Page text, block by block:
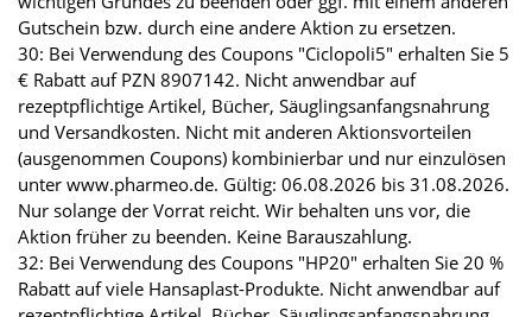
Gutschein bzw. durch eine andere Aktion zu ersetzen.
30: Bei Verwendung des Coupons "Ciclopoli5" erhalten Sie 5
€ Rabatt auf PZN 8907142. Nicht anwendbar auf
rezeptpflichtige Artikel, Bücher, Säuglingsanfangsnahrung
und Versandkosten. Nicht mit anderen Aktionsvorteilen
(ausgenommen Coupons) kombinierbar und nur einzulösen
unter www.pharmeo.de. Gültig: 06.08.2026 bis 31.08.2026.
Nur solange der Vorrat reicht. Wir behalten uns vor, die
Aktion früher zu beenden. Keine Barauszahlung.
32: Bei Verwendung des Coupons "HP20" erhalten Sie 20 %
Rabatt auf viele Hansaplast-Produkte. Nicht anwendbar auf